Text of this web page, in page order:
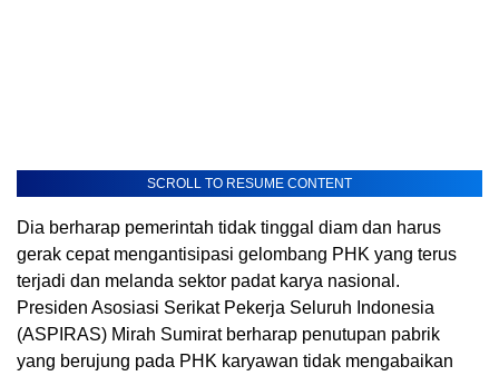
SCROLL TO RESUME CONTENT
Dia berharap pemerintah tidak tinggal diam dan harus
gerak cepat mengantisipasi gelombang PHK yang terus
terjadi dan melanda sektor padat karya nasional.
Presiden Asosiasi Serikat Pekerja Seluruh Indonesia
(ASPIRAS) Mirah Sumirat berharap penutupan pabrik
yang berujung pada PHK karyawan tidak mengabaikan